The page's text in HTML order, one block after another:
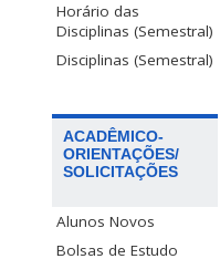
Horário das
Disciplinas (Semestral)
Disciplinas (Semestral)
ACADÊMICO-
ORIENTAÇÕES/
SOLICITAÇÕES
Alunos Novos
Bolsas de Estudo